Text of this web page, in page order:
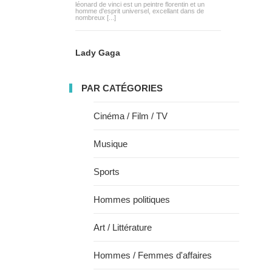
léonard de vinci est un peintre florentin et un
homme d'esprit universel, excellant dans de
nombreux [...]
Lady Gaga
PAR CATÉGORIES
Cinéma / Film / TV
Musique
Sports
Hommes politiques
Art / Littérature
Hommes / Femmes d'affaires